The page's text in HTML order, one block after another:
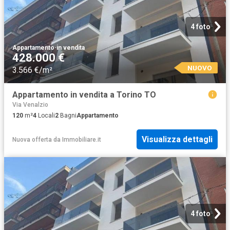
4 foto
Appartamento·in vendita
428.000 €
3.566 €/m² NUOVO
Appartamento in vendita a Torino TO
Via Venalzio
120 m²4 Locali2 BagniAppartamento
Nuova offerta da Immobiliare.it Visualizza dettagli
4 foto